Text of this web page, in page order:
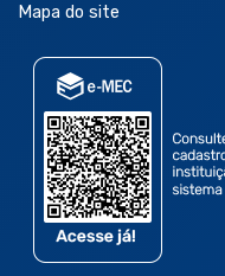
Mapa do site